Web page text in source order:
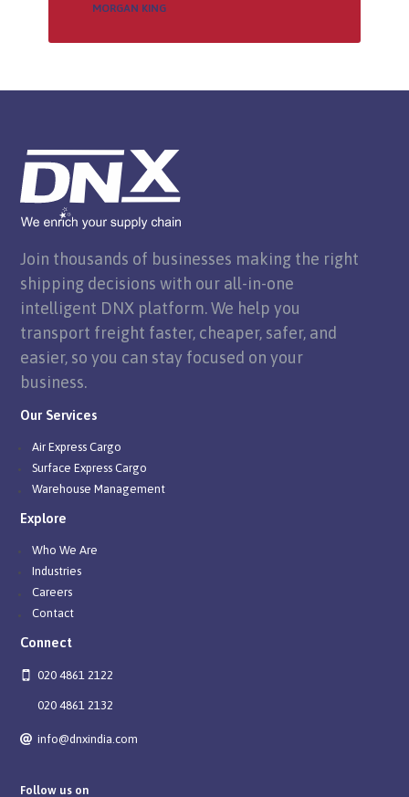
MORGAN KING
Join thousands of businesses making the right
shipping decisions with our all-in-one
intelligent DNX platform. We help you
transport freight faster, cheaper, safer, and
easier, so you can stay focused on your
business.
Our Services
Air Express Cargo
Surface Express Cargo
Warehouse Management
Explore
Who We Are
Industries
Careers
Contact
Connect
020 4861 2122
020 4861 2132
info@dnxindia.com
Follow us on